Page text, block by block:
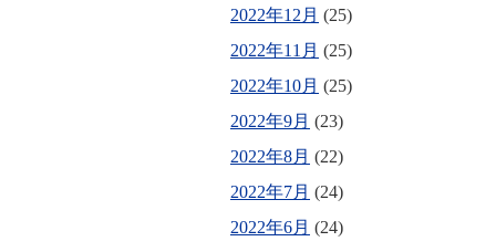
2022年12月 (25)
2022年11月 (25)
2022年10月 (25)
2022年9月 (23)
2022年8月 (22)
2022年7月 (24)
2022年6月 (24)